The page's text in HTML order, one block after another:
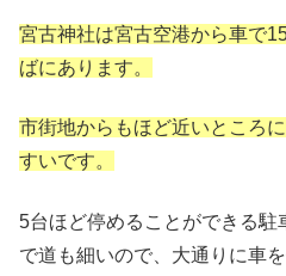
宮古神社は宮古空港から車で
ばにあります。
市街地からもほど近いところ
すいです。
5台ほど停めることができる
で道も細いので、大通りに車